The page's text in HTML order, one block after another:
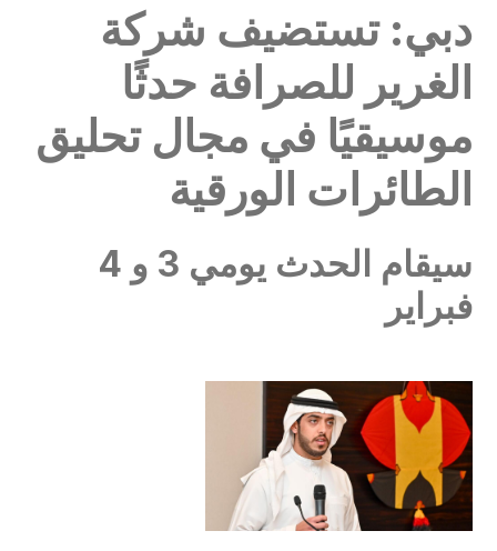
دبي: تستضيف شركة
الغرير للصرافة حدثًا
موسيقيًا في مجال تحليق
الطائرات الورقية
سيقام الحدث يومي 3 و 4
فبراير